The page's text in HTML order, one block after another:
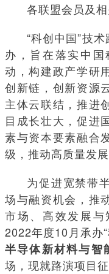
各联盟会员及相
“科创中国”技
办，旨在落实中
动，构建政产学研
创新链，创新资源
主体云联结，推进
目成长壮大，促进
素与资本要素融合
级，推动高质量发展
为促进宽禁带
场与融资机会，推
市场、高效发展
2022年度10月承办
半导体新材料与智
场，现就路演项目